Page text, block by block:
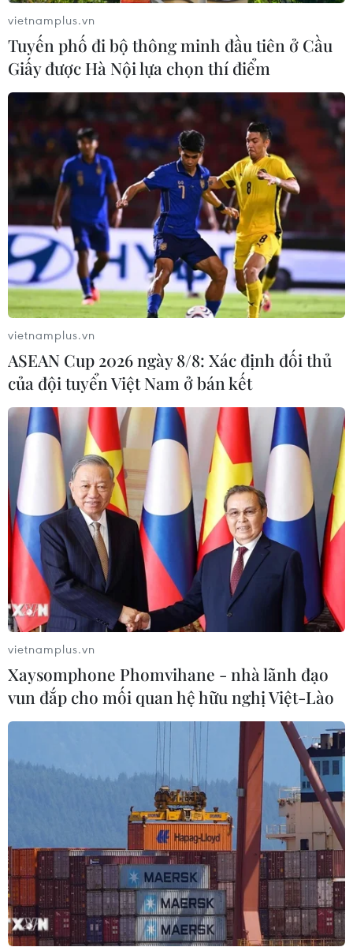
vietnamplus.vn
Tuyến phố đi bộ thông minh đầu tiên ở Cầu
Giấy được Hà Nội lựa chọn thí điểm
vietnamplus.vn
ASEAN Cup 2026 ngày 8/8: Xác định đối thủ
của đội tuyển Việt Nam ở bán kết
vietnamplus.vn
Xaysomphone Phomvihane - nhà lãnh đạo
vun đắp cho mối quan hệ hữu nghị Việt-Lào